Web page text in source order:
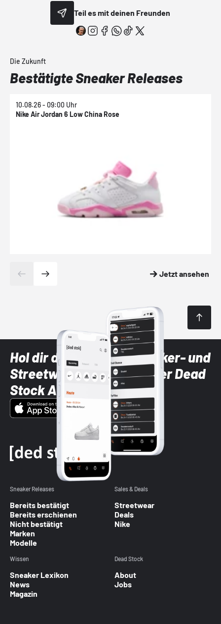
Teil es mit deinen Freunden
Die Zukunft
Bestätigte Sneaker Releases
10.08.26 - 09:00 Uhr
Nike Air Jordan 6 Low China Rose
Jetzt ansehen
Hol dir die neuesten Sneaker- und
Streetwear-Brands mit der Dead
Stock App
Sneaker Releases
Bereits bestätigt
Bereits erschienen
Nicht bestätigt
Marken
Modelle
Sales & Deals
Streetwear
Deals
Nike
Wissen
Sneaker Lexikon
News
Magazin
Dead Stock
About
Jobs